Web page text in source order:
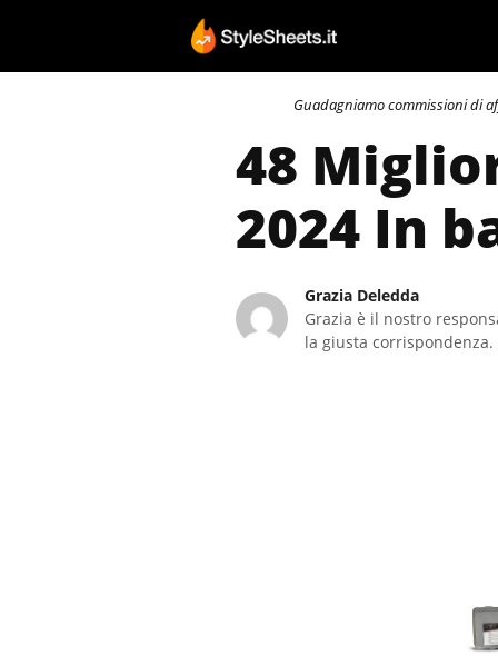
contenuto
Guadagniamo commissioni di
48
2024 In
Grazia Deledda
Grazia è il nostro
la giusta